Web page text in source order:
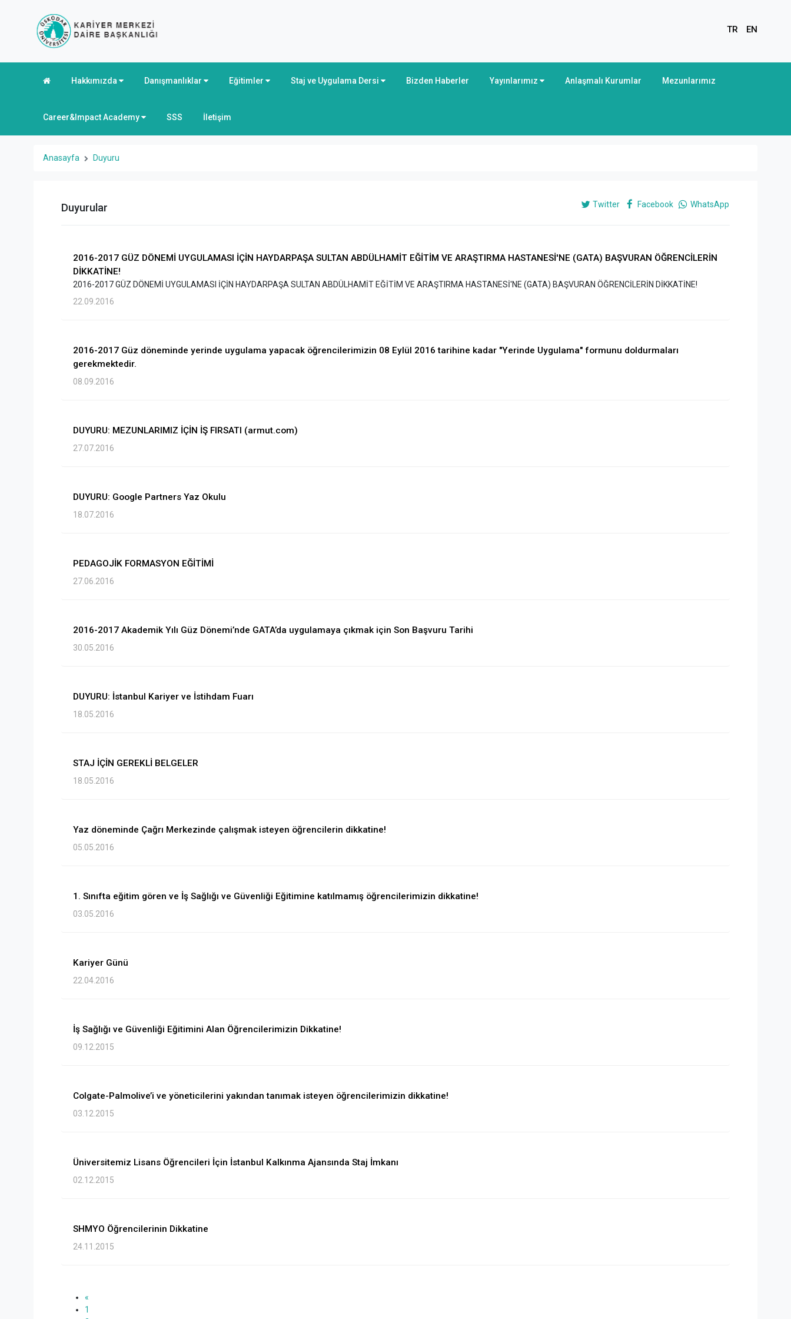
TR EN
Hakkımızda Danışmanlıklar Eğitimler Staj ve Uygulama Dersi Bizden Haberler Yayınlarımız Anlaşmalı Kurumlar Mezunlarımız
Career&Impact Academy SSS İletişim
Anasayfa Duyuru
Duyurular Twitter Facebook WhatsApp
2016-2017 GÜZ DÖNEMİ UYGULAMASI İÇİN HAYDARPAŞA SULTAN ABDÜLHAMİT EĞİTİM VE ARAŞTIRMA HASTANESİ'NE (GATA) BAŞVURAN ÖĞRENCİLERİN
DİKKATİNE!
2016-2017 GÜZ DÖNEMİ UYGULAMASI İÇİN HAYDARPAŞA SULTAN ABDÜLHAMİT EĞİTİM VE ARAŞTIRMA HASTANESİ'NE (GATA) BAŞVURAN ÖĞRENCİLERİN DİKKATİNE!
22.09.2016
2016-2017 Güz döneminde yerinde uygulama yapacak öğrencilerimizin 08 Eylül 2016 tarihine kadar "Yerinde Uygulama" formunu doldurmaları
gerekmektedir.
08.09.2016
DUYURU: MEZUNLARIMIZ İÇİN İŞ FIRSATI (armut.com)
27.07.2016
DUYURU: Google Partners Yaz Okulu
18.07.2016
PEDAGOJİK FORMASYON EĞİTİMİ
27.06.2016
2016-2017 Akademik Yılı Güz Dönemi’nde GATA’da uygulamaya çıkmak için Son Başvuru Tarihi
30.05.2016
DUYURU: İstanbul Kariyer ve İstihdam Fuarı
18.05.2016
STAJ İÇİN GEREKLİ BELGELER
18.05.2016
Yaz döneminde Çağrı Merkezinde çalışmak isteyen öğrencilerin dikkatine!
05.05.2016
1. Sınıfta eğitim gören ve İş Sağlığı ve Güvenliği Eğitimine katılmamış öğrencilerimizin dikkatine!
03.05.2016
Kariyer Günü
22.04.2016
İş Sağlığı ve Güvenliği Eğitimini Alan Öğrencilerimizin Dikkatine!
09.12.2015
Colgate-Palmolive’i ve yöneticilerini yakından tanımak isteyen öğrencilerimizin dikkatine!
03.12.2015
Üniversitemiz Lisans Öğrencileri İçin İstanbul Kalkınma Ajansında Staj İmkanı
02.12.2015
SHMYO Öğrencilerinin Dikkatine
24.11.2015
«
1